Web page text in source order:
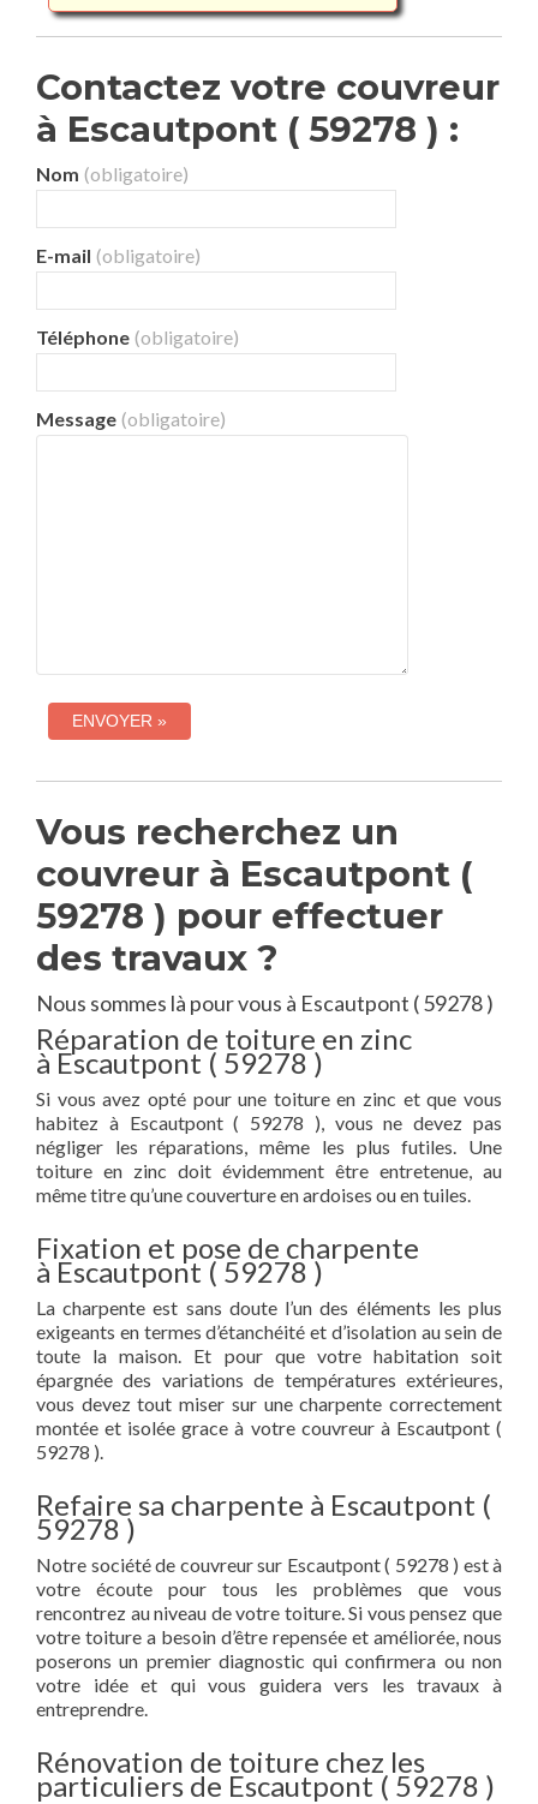
Contactez votre couvreur
à Escautpont ( 59278 ) :
Nom (obligatoire)
E-mail (obligatoire)
Téléphone (obligatoire)
Message (obligatoire)
Vous recherchez un
couvreur à Escautpont (
59278 ) pour effectuer
des travaux ?
Nous sommes là pour vous à Escautpont ( 59278 )
Réparation de toiture en zinc
à Escautpont ( 59278 )
Si vous avez opté pour une toiture en zinc et que vous
habitez à Escautpont ( 59278 ), vous ne devez pas
négliger les réparations, même les plus futiles. Une
toiture en zinc doit évidemment être entretenue, au
même titre qu’une couverture en ardoises ou en tuiles.
Fixation et pose de charpente
à Escautpont ( 59278 )
La charpente est sans doute l’un des éléments les plus
exigeants en termes d’étanchéité et d’isolation au sein de
toute la maison. Et pour que votre habitation soit
épargnée des variations de températures extérieures,
vous devez tout miser sur une charpente correctement
montée et isolée grace à votre couvreur à Escautpont (
59278 ).
Refaire sa charpente à Escautpont (
59278 )
Notre société de couvreur sur Escautpont ( 59278 ) est à
votre écoute pour tous les problèmes que vous
rencontrez au niveau de votre toiture. Si vous pensez que
votre toiture a besoin d’être repensée et améliorée, nous
poserons un premier diagnostic qui confirmera ou non
votre idée et qui vous guidera vers les travaux à
entreprendre.
Rénovation de toiture chez les
particuliers de Escautpont ( 59278 )